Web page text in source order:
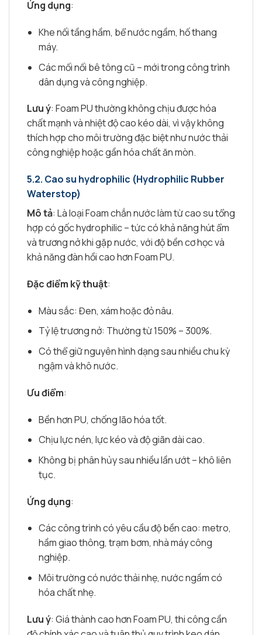
Ứng dụng:
Khe nối tầng hầm, bể nước ngầm, hố thang
máy.
Các mối nối bê tông cũ – mới trong công trình
dân dụng và công nghiệp.
Lưu ý: Foam PU thường không chịu được hóa
chất mạnh và nhiệt độ cao kéo dài, vì vậy không
thích hợp cho môi trường đặc biệt như nước thải
công nghiệp hoặc gần hóa chất ăn mòn.
5.2. Cao su hydrophilic (Hydrophilic Rubber
Waterstop)
Mô tả: Là loại Foam chắn nước làm từ cao su tổng
hợp có gốc hydrophilic – tức có khả năng hút ẩm
và trương nở khi gặp nước, với độ bền cơ học và
khả năng đàn hồi cao hơn Foam PU.
Đặc điểm kỹ thuật:
Màu sắc: Đen, xám hoặc đỏ nâu.
Tỷ lệ trương nở: Thường từ 150% – 300%.
Có thể giữ nguyên hình dạng sau nhiều chu kỳ
ngậm và khô nước.
Ưu điểm:
Bền hơn PU, chống lão hóa tốt.
Chịu lực nén, lực kéo và độ giãn dài cao.
Không bị phân hủy sau nhiều lần ướt – khô liên
tục.
Ứng dụng:
Các công trình có yêu cầu độ bền cao: metro,
hầm giao thông, trạm bơm, nhà máy công
nghiệp.
Môi trường có nước thải nhẹ, nước ngầm có
hóa chất nhẹ.
Lưu ý: Giá thành cao hơn Foam PU, thi công cần